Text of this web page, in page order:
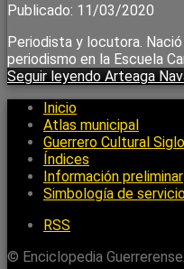
Publicado: 11/03/2020
Periodista y locutora.
periodismo en la Escuela
Seguir leyendo Arteaga
Inicio
Atlas municipal
Guerrero Cultural
Índices
Información preliminar
Simbología de
RSS
© Enciclopedia